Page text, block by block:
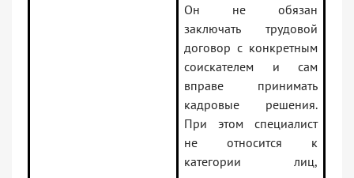
Он не обязан
заключать трудовой
договор с конкретным
соискателем и сам
вправе принимать
кадровые решения.
При этом специалист
не относится к
категории лиц,